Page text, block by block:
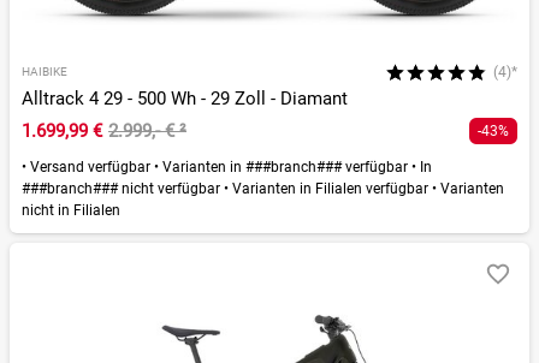
HAIBIKE (4)*
Alltrack 4 29 - 500 Wh - 29 Zoll - Diamant
1.699,99 € 2.999,- €² -43%
• Versand verfügbar • Varianten in ###branch### verfügbar • In
###branch### nicht verfügbar • Varianten in Filialen verfügbar • Varianten
nicht in Filialen